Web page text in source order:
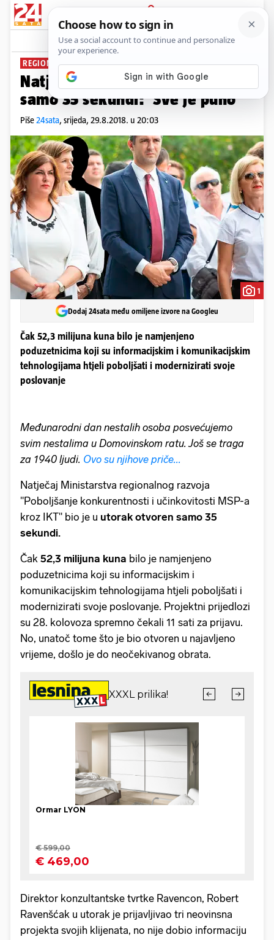
PRIJAVA
News Komentari
REGIONALNI RAZVOJ
Natječaj Ministarstva trajao je
samo 35 sekundi: 'Sve je puno'
Piše24sata, srijeda, 29.8.2018. u 20:03
1
Dodaj 24sata među omiljene izvore na Googleu
Čak 52,3 milijuna kuna bilo je namjenjeno
poduzetnicima koji su informacijskim i komunikacijskim
tehnologijama htjeli poboljšati i modernizirati svoje
poslovanje
Međunarodni dan nestalih osoba posvećujemo
svim nestalima u Domovinskom ratu. Još se traga
za 1940 ljudi. Ovo su njihove priče...
Natječaj Ministarstva regionalnog razvoja
"Poboljšanje konkurentnosti i učinkovitosti MSP-a
kroz IKT" bio je u utorak otvoren samo 35
sekundi.
Čak 52,3 milijuna kuna bilo je namjenjeno
poduzetnicima koji su informacijskim i
komunikacijskim tehnologijama htjeli poboljšati i
modernizirati svoje poslovanje. Projektni prijedlozi
su 28. kolovoza spremno čekali 11 sati za prijavu.
No, unatoč tome što je bio otvoren u najavljeno
vrijeme, došlo je do neočekivanog obrata.
Direktor konzultantske tvrtke Ravencon, Robert
Ravenšćak u utorak je prijavljivao tri neovinsna
projekta svojih klijenata, no nije dobio informaciju